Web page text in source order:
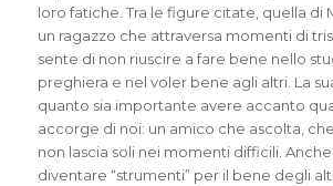
loro fatiche. Tra le figure citate, quella di
un ragazzo che attraversa momenti di
sente di non riuscire a fare bene nello
preghiera e nel voler bene agli altri. La
quanto sia importante avere accanto
accorge di noi: un amico che ascolta,
non lascia soli nei momenti difficili.
diventare “strumenti” per il bene degli